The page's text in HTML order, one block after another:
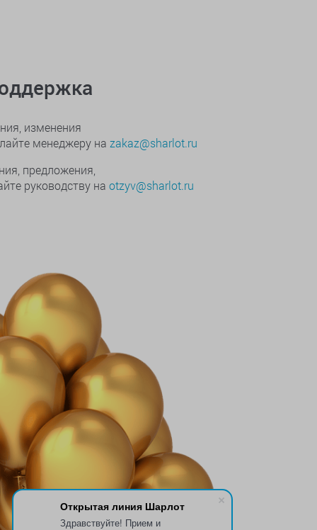
Открытая линия Шарлот
Здравствуйте! Прием и
изменения
менеджеру на zakaz@sharlot.ru
предложения,
руководству на otzyv@sharlot.ru